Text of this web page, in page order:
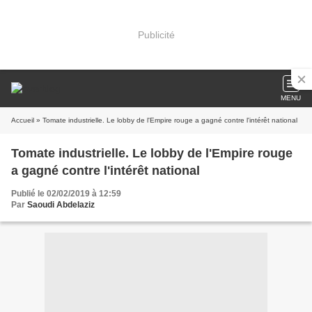
Publicité
MENU
Accueil » Tomate industrielle. Le lobby de l'Empire rouge a gagné contre l'intérêt national
Tomate industrielle. Le lobby de l'Empire rouge
a gagné contre l'intérêt national
Publié le 02/02/2019 à 12:59
Par Saoudi Abdelaziz